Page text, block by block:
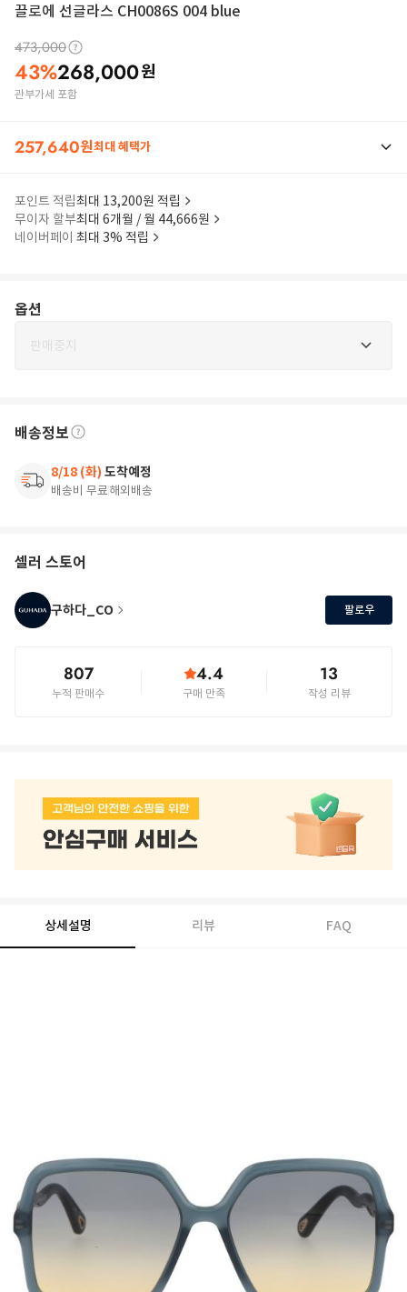
끌로에 선글라스 CH0086S 004 blue
473,000
43%268,000원
관부가세 포함
257,640원최대 혜택가
포인트 적립최대 13,200원 적립
무이자 할부최대 6개월 / 월 44,666원
네이버페이 최대 3% 적립
옵션
판매중지
배송정보
8/18 (화) 도착예정
배송비 무료해외배송
셀러 스토어
구하다_CO 팔로우
807
누적 판매수
4.4
구매 만족
13
작성 리뷰
상세설명 리뷰 FAQ